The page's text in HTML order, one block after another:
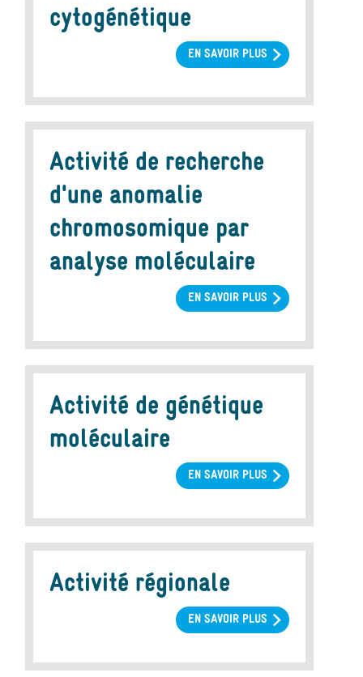
cytogénétique
EN SAVOIR PLUS SUR
Activité de recherche
d'une anomalie
chromosomique par
analyse moléculaire
EN SAVOIR PLUS SUR
D'UNE
MOLÉCULAIRE
Activité de génétique
moléculaire
EN SAVOIR PLUS SUR
MOLÉCULAIRE
Activité régionale
EN SAVOIR PLUS SUR